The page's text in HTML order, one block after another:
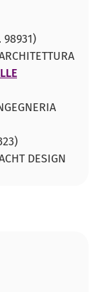
98931)
DESIGN